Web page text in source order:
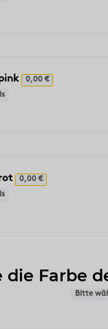
0,00 €
0,00 €
die Farbe
Bitte